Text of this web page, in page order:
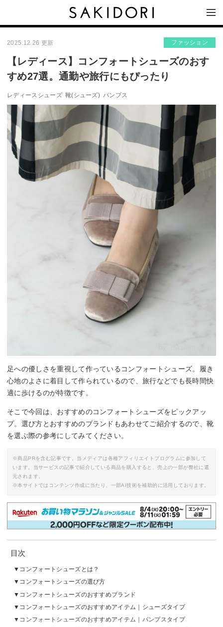
2025.12.26 更新 ファッション
【レディース】コンフォートシューズのおす
すめ27選。通勤や旅行にもぴったり
レディースシューズ 靴(シューズ) パンプス
足への優しさを重視して作っているコンフォートシューズ。履き
心地のよさに着目して作られているので、旅行などでも長時間快
適に歩けるのが特徴です。
そこで今回は、おすすめのコンフォートシューズをピックアッ
プ。選び方とおすすめのブランドもあわせてご紹介するので、靴
を選ぶ際の参考にしてみてください。
※商品PRを含む記事です。当メディアは各種アフィリエイトプログラムに参加して
います。当サービスの記事で紹介している商品を購入すると、売上の一部が弊社に還
元されます。
※本サイトではコンテンツ作成に当たり、一部AI技術を補助的に活用しております。
目次
コンフォートシューズとは？
コンフォートシューズの選び方
コンフォートシューズのおすすめブランド
コンフォートシューズのおすすめアイテム｜シューズタイプ
コンフォートシューズのおすすめアイテム｜パンプスタイプ